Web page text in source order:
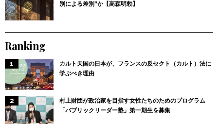
別による差別”か【高森明勅】
Ranking
カルト天国の日本が、フランスの反セクト（カルト）法に
学ぶべき理由
村上財団が政治家を目指す女性たちのためのプログラム
「パブリックリーダー塾」第一期生を募集